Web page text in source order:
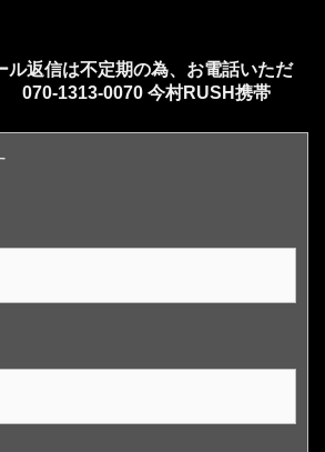
ル返信は不定期の為、お電話いただ
070-1313-0070 今村RUSH携帯